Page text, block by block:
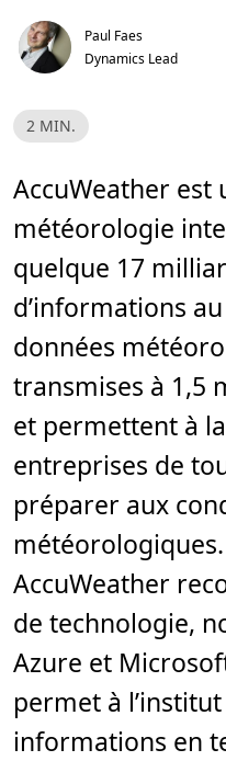
Paul Faes
Dynamics Lead
T
e
d
l
e
t
r
e
2
i
n
2 MIN.
AccuWeather est
météorologie
quelque 17
d’informations
données
transmises à 1,5
et permettent à
entreprises de
préparer aux
AccuWeather
de technologie,
Azure et
permet à
informations en